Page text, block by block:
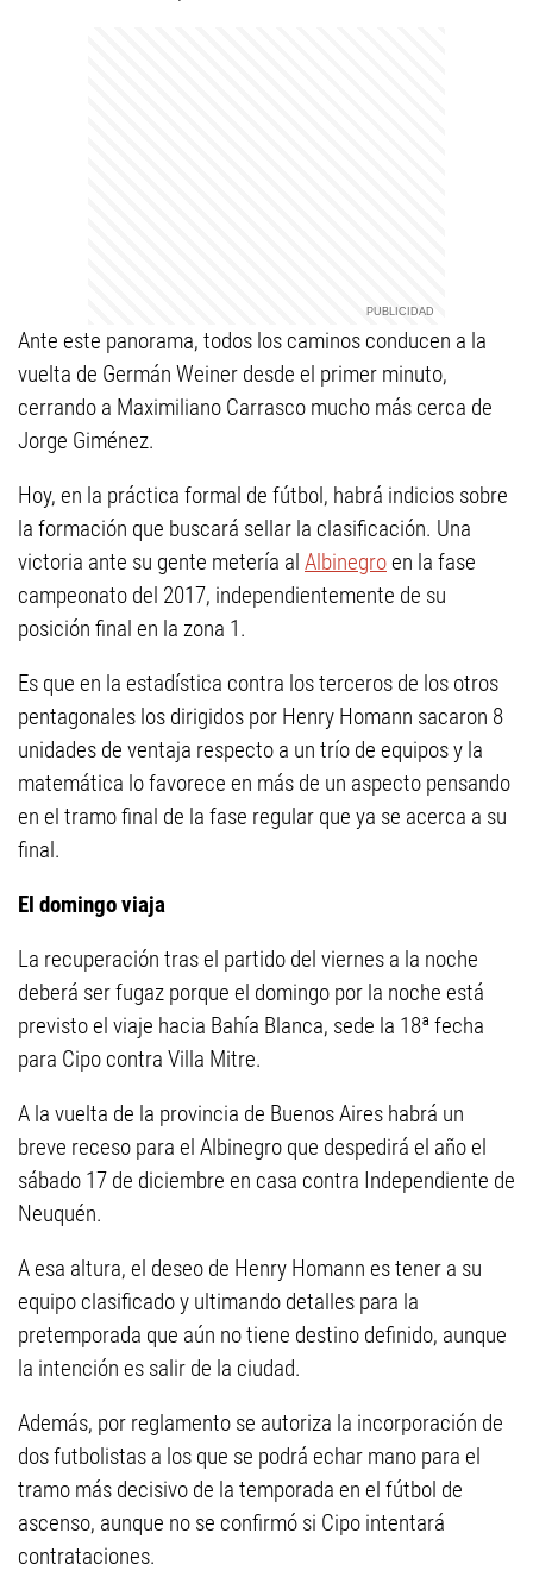
Ante este panorama, todos los caminos conducen a la
vuelta de Germán Weiner desde el primer minuto,
cerrando a Maximiliano Carrasco mucho más cerca de
Jorge Giménez.
Hoy, en la práctica formal de fútbol, habrá indicios sobre
la formación que buscará sellar la clasificación. Una
victoria ante su gente metería al Albinegroen la fase
campeonato del 2017, independientemente de su
posición final en la zona 1.
Es que en la estadística contra los terceros de los otros
pentagonales los dirigidos por Henry Homann sacaron 8
unidades de ventaja respecto a un trío de equipos y la
matemática lo favorece en más de un aspecto pensando
en el tramo final de la fase regular que ya se acerca a su
final.
El domingo viaja
La recuperación tras el partido del viernes a la noche
deberá ser fugaz porque el domingo por la noche está
previsto el viaje hacia Bahía Blanca, sede la 18ª fecha
para Cipo contra Villa Mitre.
A la vuelta de la provincia de Buenos Aires habrá un
breve receso para el Albinegro que despedirá el año el
sábado 17 de diciembre en casa contra Independiente de
Neuquén.
A esa altura, el deseo de Henry Homann es tener a su
equipo clasificado y ultimando detalles para la
pretemporada que aún no tiene destino definido, aunque
la intención es salir de la ciudad.
Además, por reglamento se autoriza la incorporación de
dos futbolistas a los que se podrá echar mano para el
tramo más decisivo de la temporada en el fútbol de
ascenso, aunque no se confirmó si Cipo intentará
contrataciones.